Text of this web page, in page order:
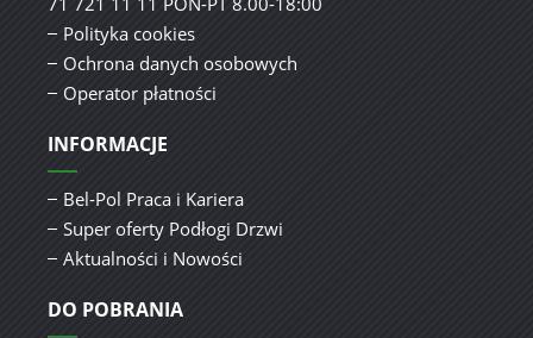
Polityka cookies
Ochrona danych osobowych
Operator płatności
INFORMACJE
Bel-Pol Praca i Kariera
Super oferty Podłogi Drzwi
Aktualności i Nowości
DO POBRANIA